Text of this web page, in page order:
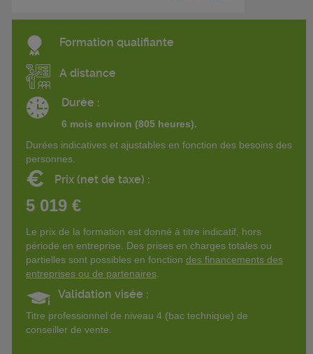
Formation qualifiante
A distance
Durée :
6 mois environ (805 heures).
Durées indicatives et ajustables en fonction des besoins des
personnes.
€ Prix (net de taxe) :
5 019 €
Le prix de la formation est donné à titre indicatif, hors
période en entreprise. Des prises en charges totales ou
partielles sont possibles en fonction des financements des
entreprises ou de partenaires
Validation visée :
Titre professionnel de niveau 4 (bac technique) de
conseiller de vente.